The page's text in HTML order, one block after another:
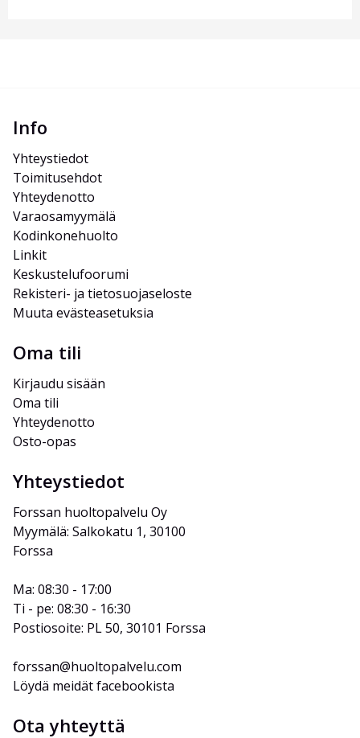
Info
Yhteystiedot
Toimitusehdot
Yhteydenotto
Varaosamyymälä
Kodinkonehuolto
Linkit
Keskustelufoorumi
Rekisteri- ja tietosuojaseloste
Muuta evästeasetuksia
Oma tili
Kirjaudu sisään
Oma tili
Yhteydenotto
Osto-opas
Yhteystiedot
Forssan huoltopalvelu Oy
Myymälä: Salkokatu 1, 30100
Forssa
Ma: 08:30 - 17:00
Ti - pe: 08:30 - 16:30
Postiosoite: PL 50, 30101 Forssa
forssan@huoltopalvelu.com
Löydä meidät facebookista
Ota yhteyttä